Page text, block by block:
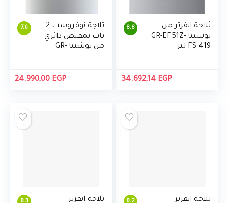
8.8
ثلاجة انفرتر من
توشيبا GR-EF51Z-
FS 419 لتر
34.692,14 EGP
7.6
ثلاجة نوفروست 2
باب بمقبض دائري
من توشيبا GR-
24.990,00 EGP
8.2
ثلاجة انفرتر
8.3
ثلاجة انفرتر